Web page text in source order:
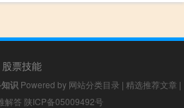
股票技能
识 Powered by 网站分类目录 | 精选推荐文章 |
解答 陕ICP备05009492号